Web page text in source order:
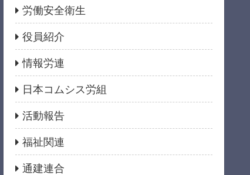
労働安全衛生
役員紹介
情報労連
日本コムシス労組
活動報告
福祉関連
通建連合